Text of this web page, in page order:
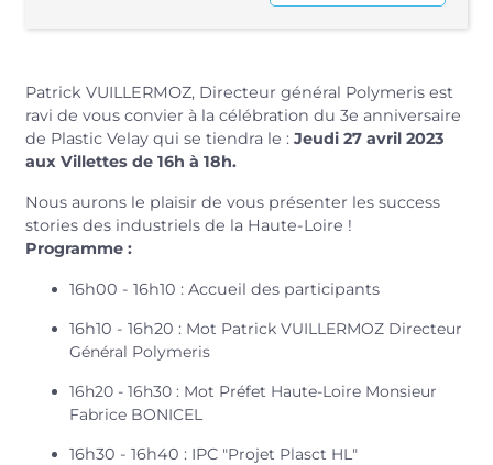
Patrick VUILLERMOZ, Directeur général Polymeris est
ravi de vous convier à la célébration du 3e anniversaire
de Plastic Velay qui se tiendra le : Jeudi 27 avril 2023
aux Villettes de 16h à 18h.
Nous aurons le plaisir de vous présenter les success
stories des industriels de la Haute-Loire !
Programme :
16h00 - 16h10 : Accueil des participants
16h10 - 16h20 : Mot Patrick VUILLERMOZ Directeur
Général Polymeris
16h20 - 16h30 : Mot Préfet Haute-Loire Monsieur
Fabrice BONICEL
16h30 - 16h40 : IPC "Projet Plasct HL"